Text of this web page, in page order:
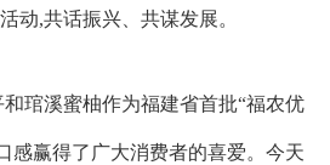
动,共话振兴、共谋发展。
琯溪蜜柚作为福建省首批“福农优
感赢得了广大消费者的喜爱。今天